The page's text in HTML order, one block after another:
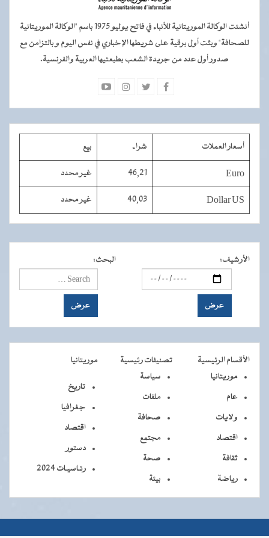
أنشئت الوكالة الموريتانية للأنباء في فاتح يوليو 1975 باسم "الوكالة الموريتانية
للصحافة" وبثت أول برقية على شريطها الإخباري في نفس اليوم و بالتزامن مع
صدور أول عدد من جريدة الشعب بطبعتيها العربية والفرنسية.
أسعار العملات شراء بيع
Euro
46,21 غير محدد
Dollar US
40,03 غير محدد
الأرشيف: البحث:
الأقسام الرئيسية تصنيفات رئيسية
موريتانيا
موريتانيا
عام
ولايات
اقتصاد
ثقافة
رياضة
سياسة
ملفات
صحافة
مجتمع
صحة
بيئة
تاريخ
جغرافيا
اقتصاد
دستور
رئـاسيـات 2024